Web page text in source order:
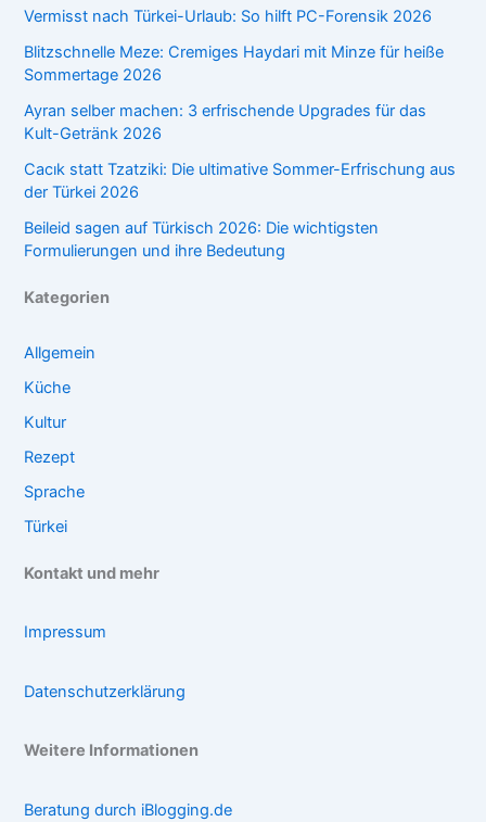
Vermisst nach Türkei-Urlaub: So hilft PC-Forensik 2026
Blitzschnelle Meze: Cremiges Haydari mit Minze für heiße
Sommertage 2026
Ayran selber machen: 3 erfrischende Upgrades für das
Kult-Getränk 2026
Cacık statt Tzatziki: Die ultimative Sommer-Erfrischung aus
der Türkei 2026
Beileid sagen auf Türkisch 2026: Die wichtigsten
Formulierungen und ihre Bedeutung
Kategorien
Allgemein
Küche
Kultur
Rezept
Sprache
Türkei
Kontakt und mehr
Impressum
Datenschutzerklärung
Weitere Informationen
Beratung durch iBlogging.de